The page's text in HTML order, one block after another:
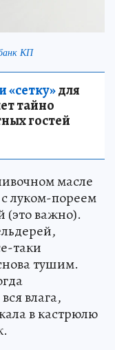
КП
для
тайно
гостей
масле
луком-пореем
(это важно).
таки
тушим.
влага,
в кастрюлю